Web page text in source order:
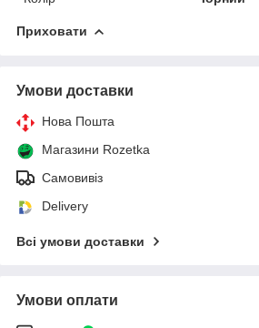
Приховати
Умови доставки
Нова Пошта
Магазини Rozetka
Самовивіз
Delivery
Всі умови доставки
Умови оплати